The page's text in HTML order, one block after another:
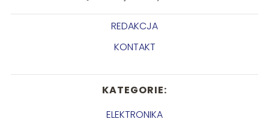
REDAKCJA
KONTAKT
KATEGORIE:
ELEKTRONIKA